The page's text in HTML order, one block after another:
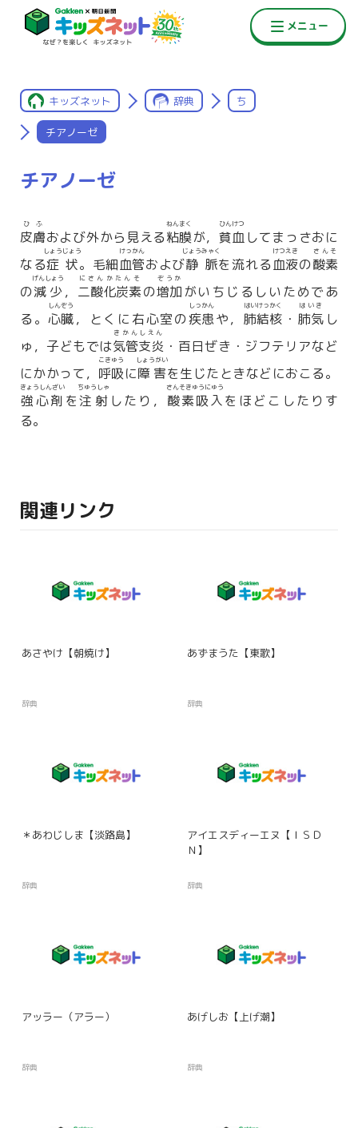
キッズネット 辞典 ち
チアノーゼ
チアノーゼ
皮膚
ひふ
および外から見える粘膜
ねんまく
が， 貧血
ひんけつ
してまっさおに
なる症状
しょうじょう
。毛細血管
けっかん
および静脈
じょうみゃく
を流れる血液
けつえき
の酸素
さんそ
の減少
げんしょう
， 二酸化炭素
にさんかたんそ
の増加
ぞうか
がいちじるしいためであ
る。 心臓
しんぞう
，とくに右心室の疾患
しっかん
や， 肺結核
はいけっかく
・ 肺気
はいき
し
ゅ，子どもでは気管支炎
きかんしえん
・百日ぜき・ジフテリアなど
にかかって， 呼吸
こきゅう
に障害
しょうがい
を生じたときなどにおこる。
強心剤
きょうしんざい
を注射
ちゅうしゃ
したり， 酸素吸入
さんそきゅうにゅう
をほどこしたりす
る。
関連リンク
あさやけ【朝焼け】
辞典
あずまうた【東歌】
辞典
＊あわじしま【淡路島】
辞典
アイエスディーエヌ【ＩＳＤ
Ｎ】
辞典
アッラー（アラー）
辞典
あげしお【上げ潮】
辞典